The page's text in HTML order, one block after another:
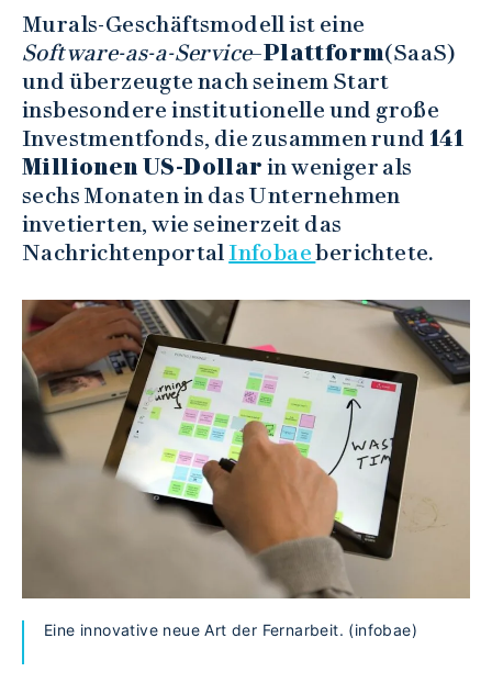
Murals-Geschäftsmodell ist eine
Software-as-a-Service–Plattform(SaaS)
und überzeugte nach seinem Start
insbesondere institutionelle und große
Investmentfonds, die zusammen rund 141
Millionen US-Dollar in weniger als
sechs Monaten in das Unternehmen
invetierten, wie seinerzeit das
NachrichtenportalInfobaeberichtete.
Eine innovative neue Art der Fernarbeit. (infobae)